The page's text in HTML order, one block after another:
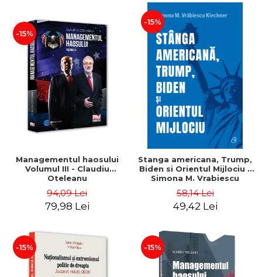
-15%
Managementul haosului
Volumul III - Claudiu
Oteleanu
94,09 Lei
79,98 Lei
-15%
Stanga americana, Trump,
Biden si Orientul Mijlociu -
Simona M. Vrabiescu
58,14 Lei
49,42 Lei
-15% -15%